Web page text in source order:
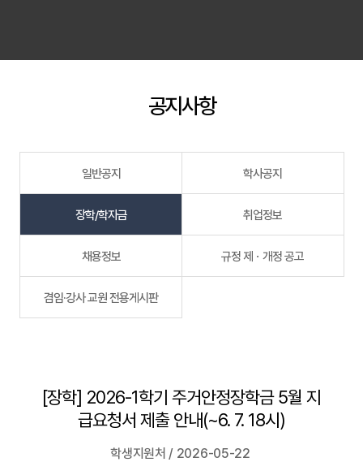
공지사항
일반공지 학사공지
장학/학자금 취업정보
채용정보 규정 제ㆍ개정 공고
겸임·강사 교원 전용게시판
[장학] 2026-1학기 주거안정장학금 5월 지
급요청서 제출 안내(~6. 7. 18시)
학생지원처 / 2026-05-22